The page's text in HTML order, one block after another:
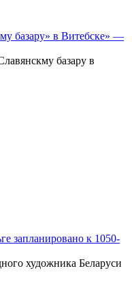
базару» в Витебске» —
базару в
запланировано к 1050-
художника Беларуси